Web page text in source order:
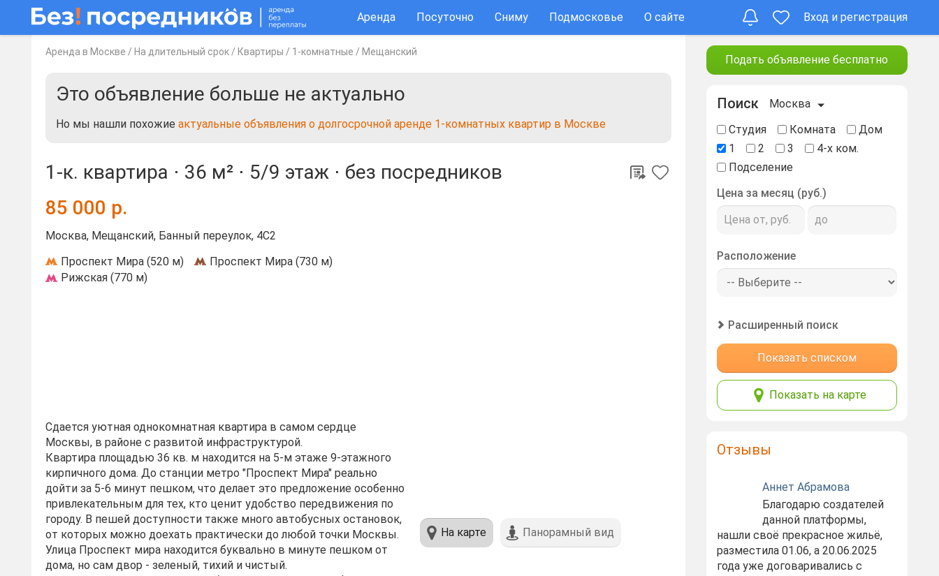
Аренда Посуточно Сниму Подмосковье О сайте Вход и регистрация
Аренда в Москве / На длительный срок / Квартиры / 1-комнатные / Мещанский
Это объявление больше не актуально
Но мы нашли похожие актуальные объявления о долгосрочной аренде 1-комнатных квартир в Москве
1-к. квартира ⋅ 36 м² ⋅ 5/9 этаж ⋅ без посредников
85 000 р.
Москва, Мещанский, Банный переулок, 4С2
Проспект Мира (520 м)
Проспект Мира (730 м)
Рижская (770 м)
Сдается уютная однокомнатная квартира в самом сердце
Москвы, в районе с развитой инфраструктурой.
Квартира площадью 36 кв. м находится на 5-м этаже 9-этажного
кирпичного дома. До станции метро "Проспект Мира" реально
дойти за 5-6 минут пешком, что делает это предложение особенно
привлекательным для тех, кто ценит удобство передвижения по
городу. В пешей доступности также много автобусных остановок,
от которых можно доехать практически до любой точки Москвы.
Улица Проспект мира находится буквально в минуте пешком от
дома, но сам двор - зеленый, тихий и чистый.
На карте Панорамный вид
Подать объявление бесплатно
Поиск
Москва
Студия
Комната
Дом
1
2 3
4-х ком.
Подселение
Цена за месяц (руб.)
Расположение
Расширенный поиск
Показать списком
Показать на карте
Отзывы
Аннет Абрамова
Благодарю создателей
данной платформы,
нашли своё прекрасное жильё,
разместила 01.06, а 20.06.2025
года уже договаривались с